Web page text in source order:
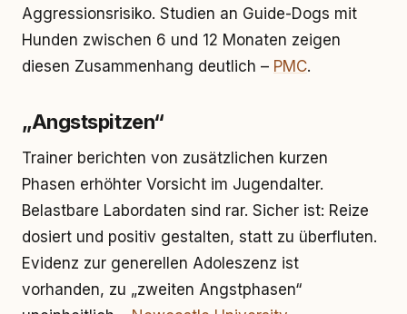
Aggressionsrisiko. Studien an Guide-Dogs mit
Hunden zwischen 6 und 12 Monaten zeigen
diesen Zusammenhang deutlich – PMC.
„Angstspitzen“
Trainer berichten von zusätzlichen kurzen
Phasen erhöhter Vorsicht im Jugendalter.
Belastbare Labordaten sind rar. Sicher ist: Reize
dosiert und positiv gestalten, statt zu überfluten.
Evidenz zur generellen Adoleszenz ist
vorhanden, zu „zweiten Angstphasen“